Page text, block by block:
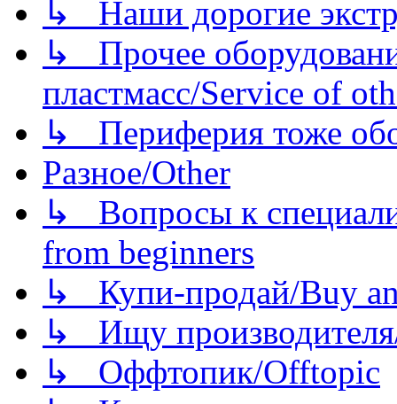
↳ Наши дорогие
↳ Прочее
пластмасс/Service of
↳ Периферия тоже
Разное/Other
↳ Вопросы к
from beginners
↳ Купи-продай/Buy
↳ Ищу
↳ Оффтопик/Offtopic